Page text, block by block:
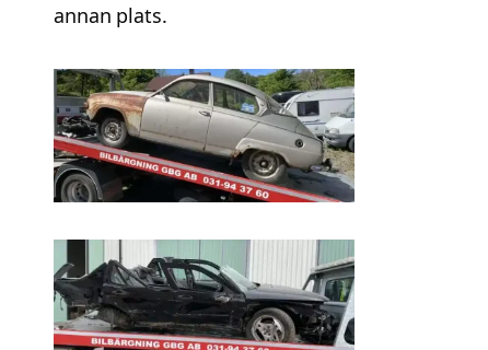
annan plats.